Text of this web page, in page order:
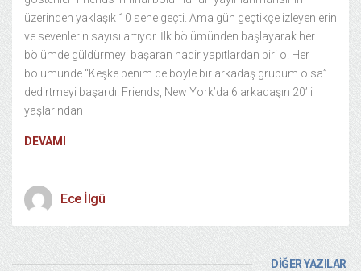
üzerinden yaklaşık 10 sene geçti. Ama gün geçtikçe izleyenlerin
ve sevenlerin sayısı artıyor. İlk bölümünden başlayarak her
bölümde güldürmeyi başaran nadir yapıtlardan biri o. Her
bölümünde “Keşke benim de böyle bir arkadaş grubum olsa”
dedirtmeyi başardı. Friends, New York’da 6 arkadaşın 20’li
yaşlarından
DEVAMI
Ece İlgü
DİĞER YAZILAR